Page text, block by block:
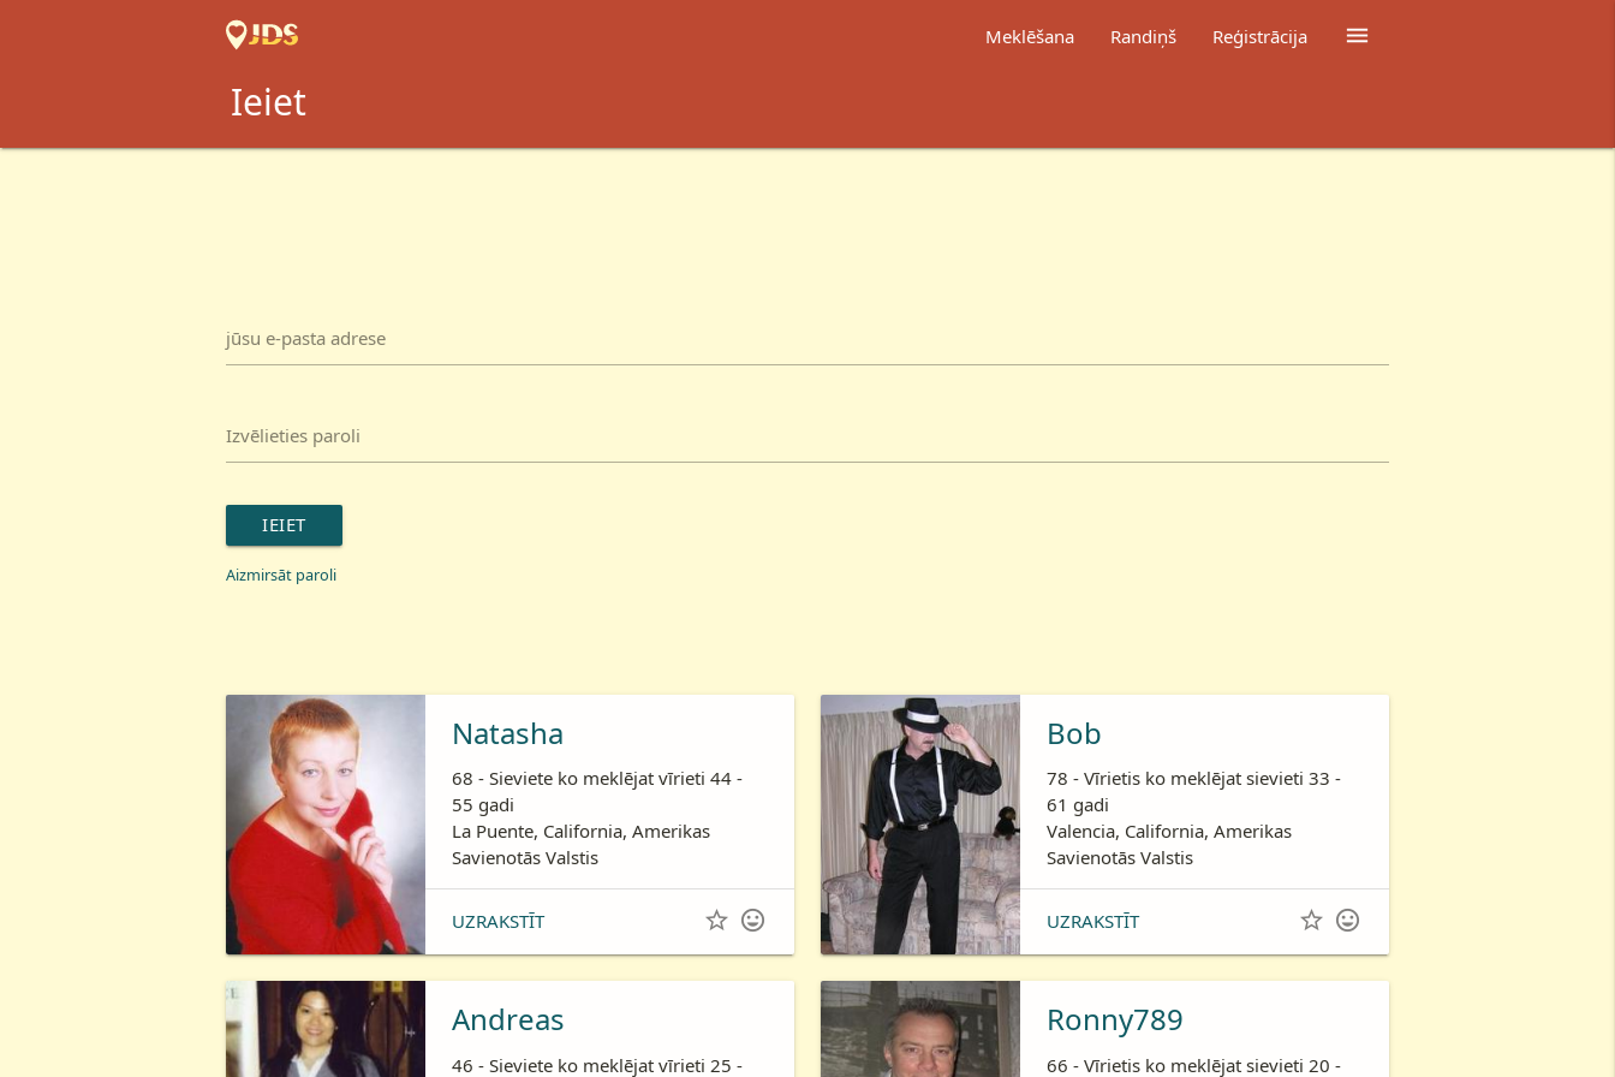

Meklēšana Randiņš Reģistrācija
Ieiet
jūsu e-pasta adrese
Izvēlieties paroli
IEIET
Aizmirsāt paroli
Natasha
68 - Sieviete ko meklējat vīrieti 44 -
55 gadi
La Puente, California, Amerikas
Savienotās Valstis
UZRAKSTĪT  
Bob
78 - Vīrietis ko meklējat sievieti 33 -
61 gadi
Valencia, California, Amerikas
Savienotās Valstis
UZRAKSTĪT  
Andreas
46 - Sieviete ko meklējat vīrieti 25 -
Ronny789
66 - Vīrietis ko meklējat sievieti 20 -